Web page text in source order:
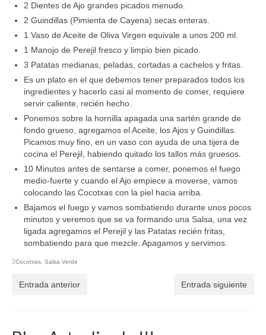
2 Dientes de Ajo grandes picados menudo.
2 Guindillas (Pimienta de Cayena) secas enteras.
1 Vaso de Aceite de Oliva Virgen equivale a unos 200 ml.
1 Manojo de Perejil fresco y limpio bien picado.
3 Patatas medianas, peladas, cortadas a cachelos y fritas.
Es un plato en el que debemos tener preparados todos los
ingredientes y hacerlo casi al momento de comer, requiere
servir caliente, recién hecho.
Ponemos sobre la hornilla apagada una sartén grande de
fondo grueso, agregamos el Aceite, los Ajos y Guindillas.
Picamos muy fino, en un vaso con ayuda de una tijera de
cocina el Perejil, habiendo quitado los tallos más gruesos.
10 Minutos antes de sentarse a comer, ponemos el fuego
medio-fuerte y cuando el Ajo empiece a moverse, vamos
colocando las Cocotxas con la piel hacia arriba.
Bajamos el fuego y vamos sombatiendo durante unos pocos
minutos y veremos que se va formando una Salsa, una vez
ligada agregamos el Perejil y las Patatas recién fritas,
sombatiendo para que mezcle. Apagamos y servimos.
Cocotxas, Salsa Verde
Entrada anterior Entrada siguiente